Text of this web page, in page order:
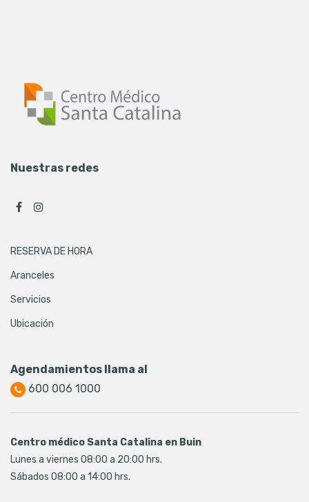
Nuestras redes
RESERVA DE HORA
Aranceles
Servicios
Ubicación
Agendamientos llama al
600 006 1000
Centro médico Santa Catalina en Buin
Lunes a viernes 08:00 a 20:00 hrs.
Sábados 08:00 a 14:00 hrs.